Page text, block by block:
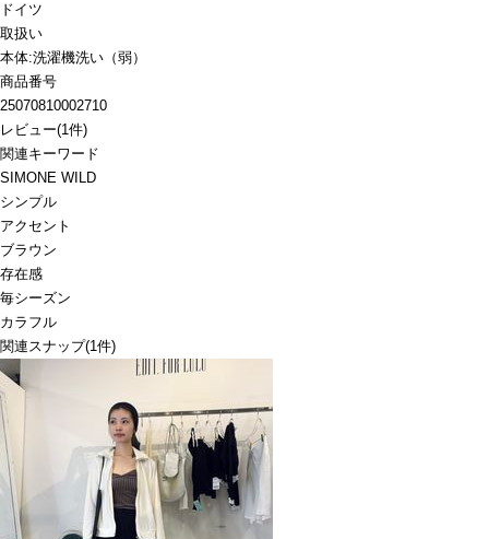
ドイツ
取扱い
本体:洗濯機洗い（弱）
商品番号
25070810002710
レビュー(1件)
関連キーワード
SIMONE WILD
シンプル
アクセント
ブラウン
存在感
毎シーズン
カラフル
関連スナップ(1件)